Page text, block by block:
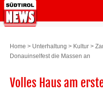
Home > Unterhaltung > Kultur >
Donauinselfest die Massen an
Volles Haus am